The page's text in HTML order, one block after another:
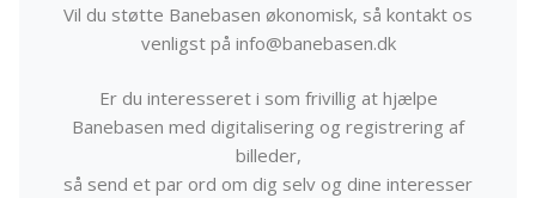
Vil du støtte Banebasen økonomisk, så kontakt os
venligst på info@banebasen.dk
Er du interesseret i som frivillig at hjælpe
Banebasen med digitalisering og registrering af
billeder,
så send et par ord om dig selv og dine interesser